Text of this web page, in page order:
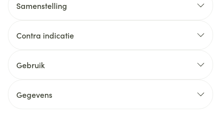
Samenstelling
Contra indicatie
Gebruik
Gegevens